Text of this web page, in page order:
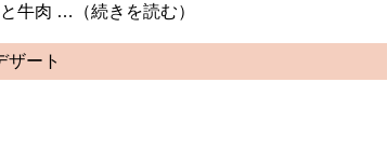
牛肉 …（続きを読む）
ザート